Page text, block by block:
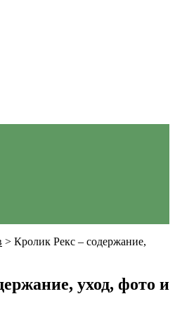
> Кролик Рекс – содержание,
уход, фото и